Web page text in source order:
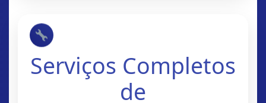
Serviços Completos
de